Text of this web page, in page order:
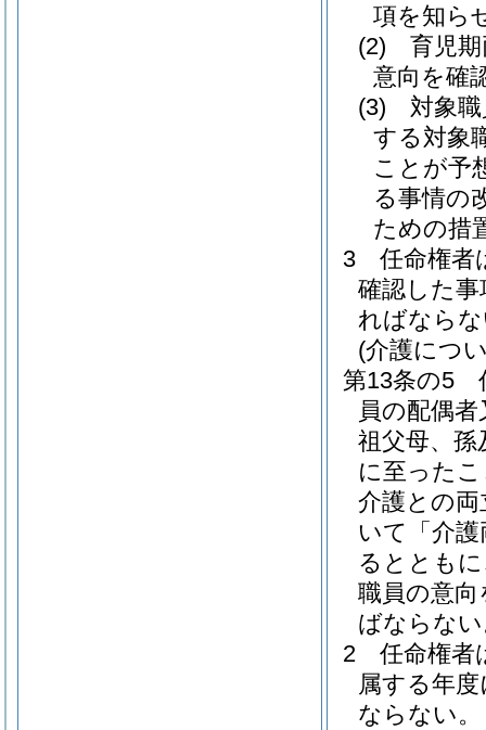
項を知ら
(2)
育児
意向を確
(3)
対象
する対象
ことが予
る事情の
ための措
3
任命権者
確認した
ればなら
(介護につ
第13条の5
員の配偶
祖父母、
に至った
介護との
いて「介
るととも
職員の意
ばならな
2
任命権者
属する年
ならない。